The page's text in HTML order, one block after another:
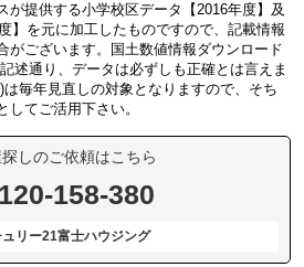
が提供する小学校区データ【2016年度】及
】を元に加工したものですので、記載情報
がございます。国土数値情報ダウンロード
述通り、データは必ずしも正確とは言えま
毎年見直しの対象となりますので、そち
してご活用下さい。
しのご依頼はこちら
158-380
リー21富士ハウジング